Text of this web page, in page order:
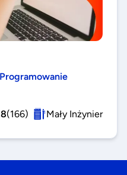
Programowanie
(166) Mały Inżynier